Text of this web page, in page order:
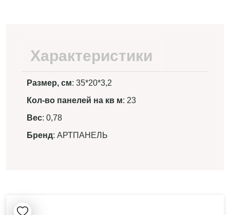
Характеристики
Размер, см: 35*20*3,2
Кол-во панелей на кв м: 23
Вес: 0,78
Бренд: АРТПАНЕЛЬ